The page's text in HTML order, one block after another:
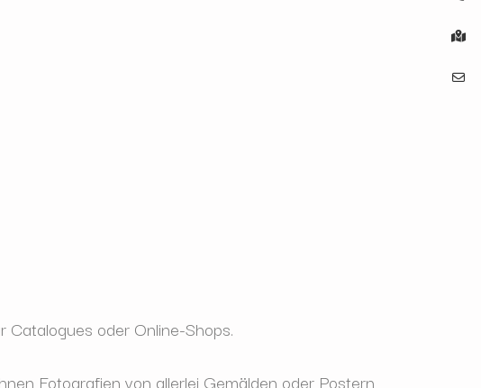
oder Online-Shops.
Fotografien von allerlei Gemälden oder Postern